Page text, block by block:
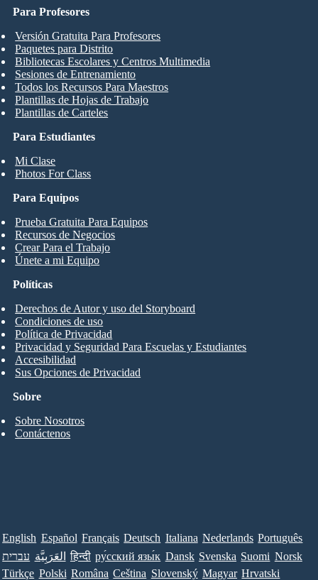
Para Estudiantes
Mi Clase
Photos For Class
Para Profesores
Versión Gratuita Para Profesores
Paquetes para Distrito
Bibliotecas Escolares y Centros Multimedia
Sesiones de Entrenamiento
Todos los Recursos Para Maestros
Plantillas de Hojas de Trabajo
Plantillas de Carteles
Para Equipos
Prueba Gratuita Para Equipos
Recursos de Negocios
Crear Para el Trabajo
Únete a mi Equipo
Sobre
Sobre Nosotros
Contáctenos
Políticas
Derechos de Autor y uso del Storyboard
Condiciones de uso
Política de Privacidad
Privacidad y Seguridad Para Escuelas y Estudiantes
Accesibilidad
Sus Opciones de Privacidad
English Español Français Deutsch Italiana Nederlands Português
עברית العَرَبِيَّة हिन्दी ру́сский язы́к Dansk Svenska Suomi Norsk
Türkçe Polski Româna Ceština Slovenský Magyar Hrvatski